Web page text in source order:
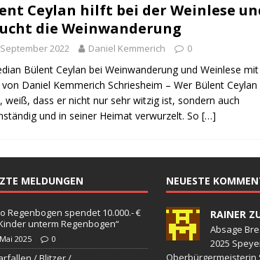
/ Vermisst
BLAULICHTMELDUNGEN
BLAULICHTMELDUNGEN
/ Öffentlichkeitsfahndung
BLAULICHTMELDUNGEN
/ Vermisste Person
BLAULICHTMELDUNGEN
BLAULICHTMELDUNGEN
– Militärischer Übungsplatz Dudenhofen / Speyer
UMWELT
spendet 10.000.- € an „Kinder unterm Regenbogen“
Ceylan hilft bei der Weinlese
die Weinwanderung
2022 Daniel Kemmerich 0
Bülent Ceylan bei Weinwanderung und Weinlese mit
Daniel Kemmerich Schriesheim – Wer Bülent Ceylan
weiß, dass er nicht nur sehr witzig ist, sondern auch
und in seiner Heimat verwurzelt. So […]
MELDUNGEN
Regenbogen spendet 10.000.- €
unterm Regenbogen“
2025 0
NEUESTE
RAINER
Absage
2025
Oberbürgermeisterin